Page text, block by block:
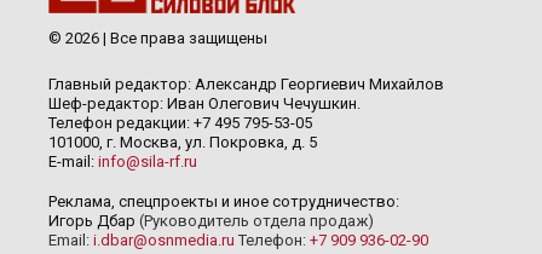
© 2026 | Все права защищены
Главный редактор: Александр Георгиевич Михайлов
Шеф-редактор: Иван Олегович Чечушкин.
Телефон редакции: +7 495 795-53-05
101000, г. Москва, ул. Покровка, д. 5
E-mail: info@sila-rf.ru
Реклама, спецпроекты и иное сотрудничество:
Игорь Дбар (Руководитель отдела продаж)
Email: i.dbar@osnmedia.ru Телефон: +7 909 936-02-90